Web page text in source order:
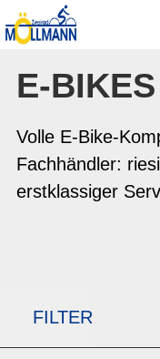
E-BIKES
Volle E-Bike-
Fachhändler:
erstklassiger
FILTER